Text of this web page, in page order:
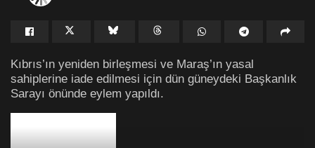
Kıbrıs’ın yeniden birleşmesi ve Maraş’ın yasal
sahiplerine iade edilmesi için dün güneydeki Başkanlık
Sarayı önünde eylem yapıldı.